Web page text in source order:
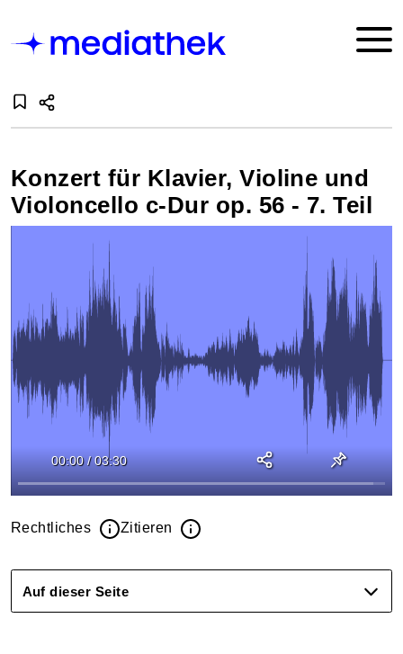
Konzert für Klavier, Violine und
Violoncello c-Dur op. 56 - 7. Teil
00:00 / 03:30
Rechtliches Zitieren
Auf dieser Seite